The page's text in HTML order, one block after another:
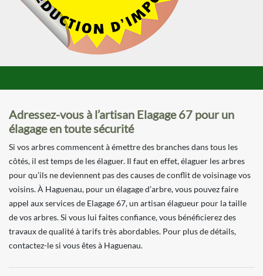
Adressez-vous à l’artisan Elagage 67 pour un
élagage en toute sécurité
Si vos arbres commencent à émettre des branches dans tous les
côtés, il est temps de les élaguer. Il faut en effet, élaguer les arbres
pour qu’ils ne deviennent pas des causes de conflit de voisinage vos
voisins. À Haguenau, pour un élagage d’arbre, vous pouvez faire
appel aux services de Elagage 67, un artisan élagueur pour la taille
de vos arbres. Si vous lui faites confiance, vous bénéficierez des
travaux de qualité à tarifs très abordables. Pour plus de détails,
contactez-le si vous êtes à Haguenau.